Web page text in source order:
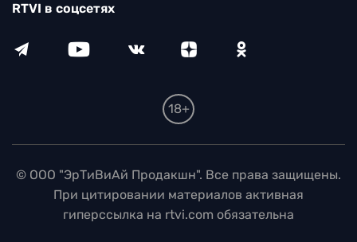
RTVI в соцсетях
18+
© ООО "ЭрТиВиАй Продакшн". Все права защищены.
При цитировании материалов активная
гиперссылка на rtvi.com обязательна